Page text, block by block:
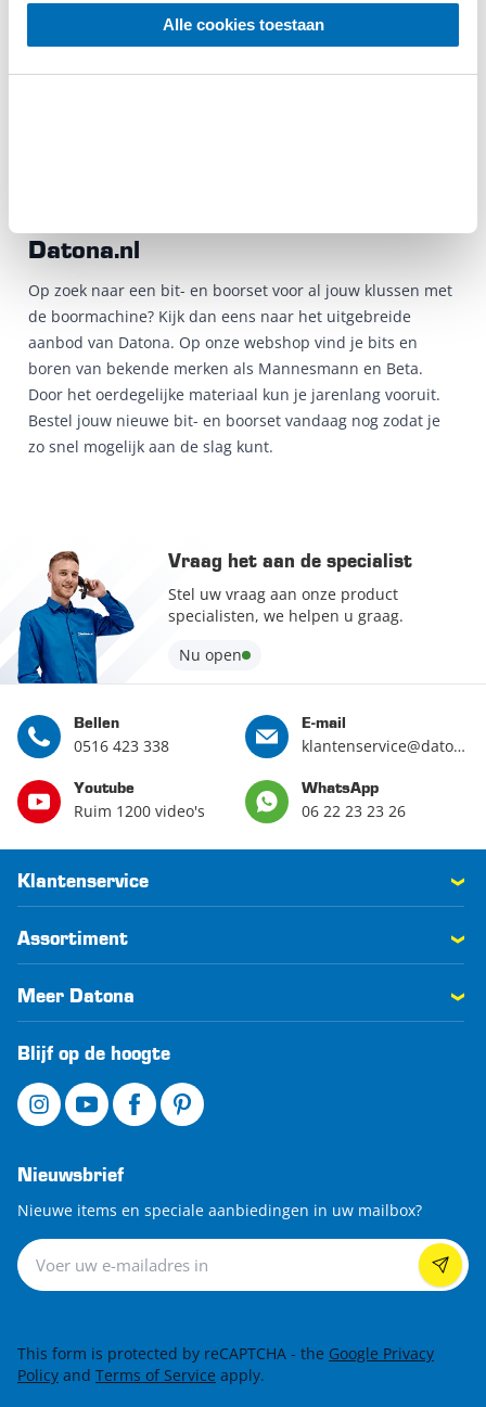
Alle cookies toestaan
boormachine ben je er nog niet. Ook de bits en boren
Datona.nl
Op zoek naar een bit- en boorset voor al jouw klussen met
de boormachine? Kijk dan eens naar het uitgebreide
aanbod van Datona. Op onze webshop vind je bits en
boren van bekende merken als Mannesmann en Beta.
Door het oerdegelijke materiaal kun je jarenlang vooruit.
Bestel jouw nieuwe bit- en boorset vandaag nog zodat je
zo snel mogelijk aan de slag kunt.
Vraag het aan de specialist
Stel uw vraag aan onze product
specialisten, we helpen u graag.
Nu open
Bellen
0516 423 338
E-mail
klantenservice@datona.nl
Youtube
Ruim 1200 video's
WhatsApp
06 22 23 23 26
Klantenservice
Assortiment
Meer Datona
Blijf op de hoogte
Nieuwsbrief
Nieuwe items en speciale aanbiedingen in uw mailbox?
Nieuwsbrief
This form is protected by reCAPTCHA - the Google Privacy
Policy and Terms of Service apply.